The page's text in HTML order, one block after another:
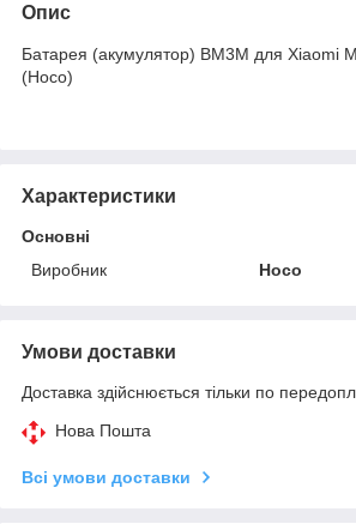
Опис
Батарея (акумулятор) BM3M для Xiaomi
(Hoco)
Характеристики
Основні
Виробник
Hoco
Умови доставки
Доставка здійснюється тільки по
Нова Пошта
Всі умови доставки